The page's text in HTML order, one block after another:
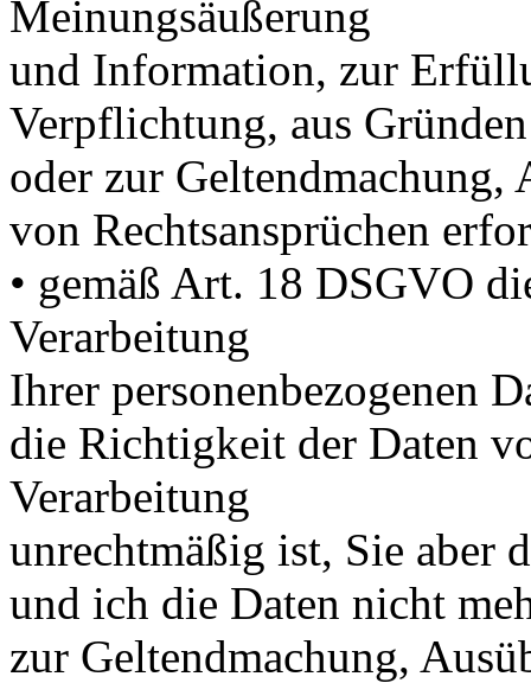
Meinungsäußerung
und Information, zur
Verpflichtung, aus
oder zur Geltendmachung,
von Rechtsansprüchen
• gemäß Art. 18 DSGVO
Verarbeitung
Ihrer personenbezogenen
die Richtigkeit der Daten
Verarbeitung
unrechtmäßig ist, Sie aber
und ich die Daten nicht
zur Geltendmachung,